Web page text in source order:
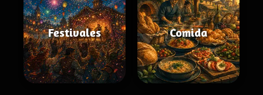
Festivales Comida